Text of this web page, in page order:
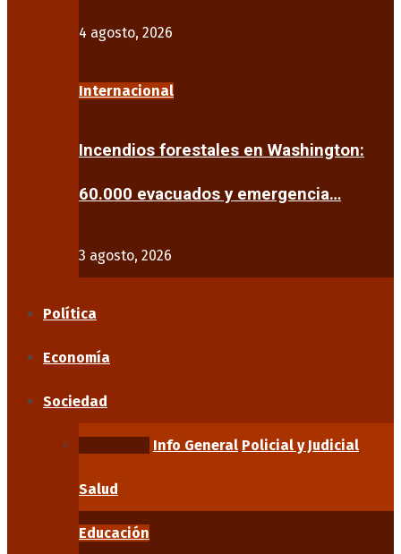
4 agosto, 2026
Internacional
Incendios forestales en Washington:
60.000 evacuados y emergencia…
3 agosto, 2026
Política
Economía
Sociedad
Info General Policial y Judicial
Salud
Educación